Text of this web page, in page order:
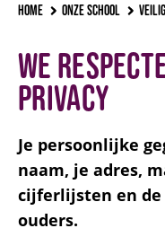
Home Onze school
We
privacy
Je persoonlijke
naam, je adres,
cijferlijsten en
ouders.